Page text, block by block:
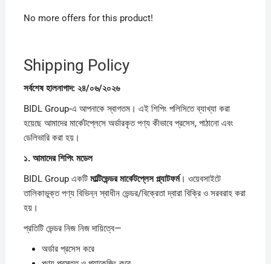
No more offers for this product!
Shipping Policy
সর্বশেষহালনাগাদ: ২৪/০৬/২০২৬
BIDL Group-এ আপনাকে স্বাগতম। এই শিপিং পলিসিতে ব্যাখ্যা করা
হয়েছে আমাদের মার্কেটপ্লেসে অর্ডারকৃত পণ্য কীভাবে প্রসেস, পাঠানো এবং
ডেলিভারি করা হয়।
১. আমাদেরশিপিং মডেল
BIDL Group একটি মাল্টিভেন্ডরমার্কেটপ্লেসপ্ল্যাটফর্ম। ওয়েবসাইটে
তালিকাভুক্ত পণ্য বিভিন্ন স্বাধীন ভেন্ডর/বিক্রেতা দ্বারা বিক্রি ও সরবরাহ করা
হয়।
প্রতিটি ভেন্ডর নিজ নিজ দায়িত্বে—
অর্ডার প্রসেস করে